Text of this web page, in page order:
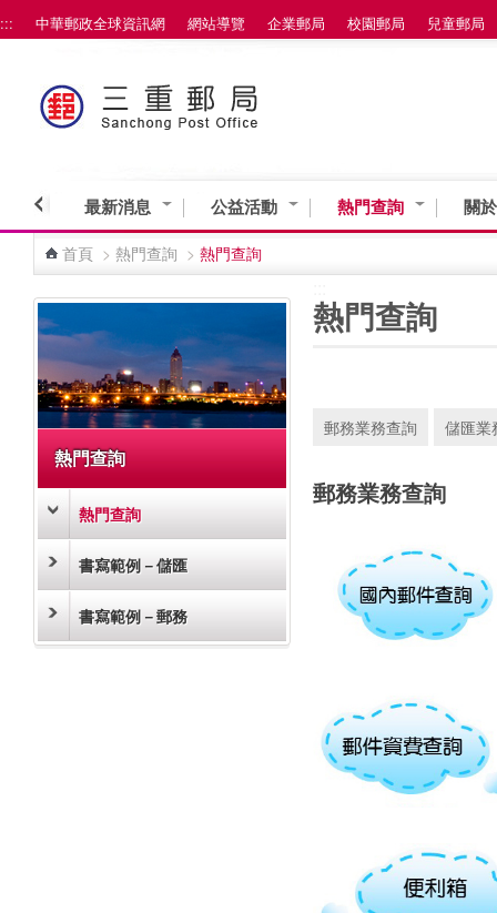
跳到主要內容區塊
::: 中華郵政全球資訊網 網站導覽 企業郵局 校園郵局 兒童郵局
最新消息 公益活動 熱門查詢 關
首頁 > 熱門查詢 > 熱門查詢
熱門查詢
熱門查詢
書寫範例－儲匯
書寫範例－郵務
熱門查詢
郵務業務查詢 儲匯業
郵務業務查詢